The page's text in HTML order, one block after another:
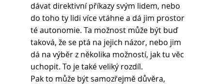
dávat direktivní příkazy svým lidem, nebo
do toho ty lidi více vtáhne a dá jim prostor
té autonomie. Ta možnost může být buď
taková, že se ptá na jejich názor, nebo jim
dá na výběr z několika možností, jak tu věc
uchopit. To je také veliký rozdíl.
Pak to může být samozřejmě důvěra,